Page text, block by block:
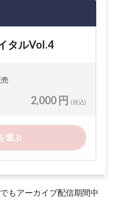
タルVol.4
2,000 円 (税込)
選ぶ
もアーカイブ配信期間中